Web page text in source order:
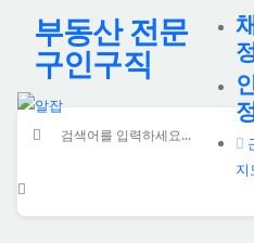
부동산 전문
구인구직
지